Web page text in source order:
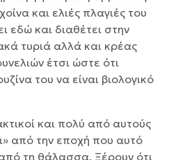
και ελιές πλαγιές του
εδώ και διαθέτει στην
τυριά αλλά και κρέας
έτσι ώστε ότι
του να είναι βιολογικό
και πολύ από αυτούς
από την εποχή που αυτό
τη θάλασσα. Ξέρουν ότι